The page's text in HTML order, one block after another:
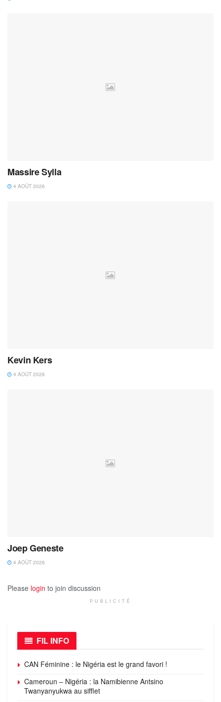
Massire Sylla
4 AOÛT 2026
Kevin Kers
4 AOÛT 2026
Joep Geneste
4 AOÛT 2026
Please login to join discussion
PUBLICITÉ
FIL INFO
CAN Féminine : le Nigéria est le grand favori !
Cameroun – Nigéria : la Namibienne Antsino
Twanyanyukwa au sifflet